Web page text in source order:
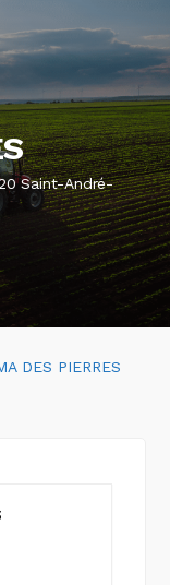
Saint-André-
DES PIERRES